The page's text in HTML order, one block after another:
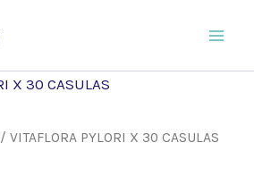
/ VITAFLORA PYLORI X 30 CASULAS